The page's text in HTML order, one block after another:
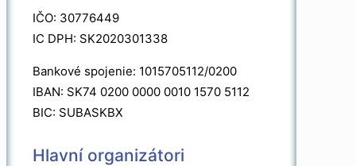
IČO: 30776449
IC DPH: SK2020301338
Bankové spojenie: 1015705112/0200
IBAN: SK74 0200 0000 0010 1570 5112
BIC: SUBASKBX
Hlavní organizátori